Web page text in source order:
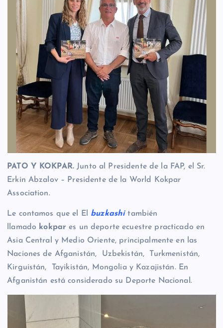
PATO Y KOKPAR. Junto al Presidente de la FAP, el Sr.
Erkin Abzalov – Presidente de la World Kokpar
Association.
Le contamos que el El buzkashitambién
llamado kokpar​es un deporte ecuestre practicado en
Asia Central y Medio Oriente, principalmente en las
Naciones de Afganistán, Uzbekistán, Turkmenistán,
Kirguistán, Tayikistán, Mongolia y Kazajistán. En
Afganistán está considerado su Deporte Nacional.